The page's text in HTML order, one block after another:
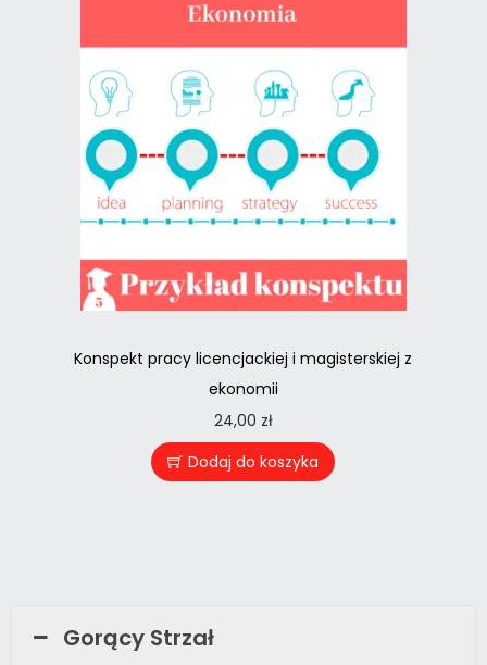
Konspekt pracy licencjackiej i magisterskiej z
ekonomii
24,00 zł
Dodaj do koszyka
Gorący Strzał